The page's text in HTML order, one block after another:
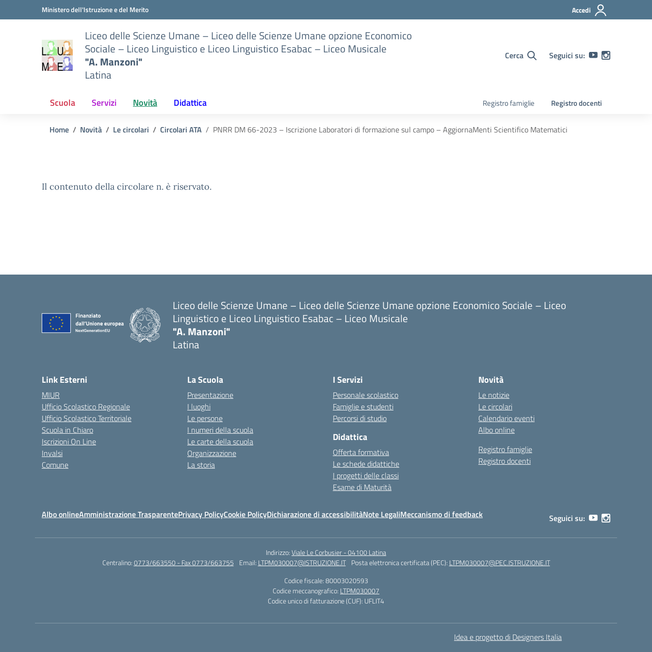
Vai ai contenuti
Vai al menu di navigazioneMinistero dell'Istruzione e del Merito Accedi
Liceo delle Scienze Umane – Liceo delle Scienze Umane opzione Economico
Sociale – Liceo Linguistico e Liceo Linguistico Esabac – Liceo Musicale
"A. Manzoni"
Latina
Cerca Seguici su:
Scuola Servizi Novità Didattica Registro famiglie Registro docenti
Home Novità Le circolari Circolari ATA PNRR DM 66-2023 – Iscrizione Laboratori di formazione sul campo – AggiornaMenti Scientifico Matematici
Il contenuto della circolare n. è riservato.
Liceo delle Scienze Umane – Liceo delle Scienze Umane opzione Economico Sociale – Liceo
Linguistico e Liceo Linguistico Esabac – Liceo Musicale
"A. Manzoni"
Latina
Link Esterni
MIUR
Ufficio Scolastico Regionale
Ufficio Scolastico Territoriale
Scuola in Chiaro
Iscrizioni On Line
Invalsi
Comune
La Scuola
Presentazione
I luoghi
Le persone
I numeri della scuola
Le carte della scuola
Organizzazione
La storia
I Servizi
Personale scolastico
Famiglie e studenti
Percorsi di studio
Didattica
Offerta formativa
Le schede didattiche
I progetti delle classi
Esame di Maturità
Novità
Le notizie
Le circolari
Calendario eventi
Albo online
Registro famiglie
Registro docenti
Albo onlineAmministrazione TrasparentePrivacy PolicyCookie PolicyDichiarazione di accessibilitàNote LegaliMeccanismo di feedback Seguici su:
Indirizzo:Viale Le Corbusier - 04100 Latina
Centralino:0773/663550 - Fax 0773/663755 Email: LTPM030007@ISTRUZIONE.IT Posta elettronica certificata (PEC): LTPM030007@PEC.ISTRUZIONE.IT
Codice fiscale: 80003020593
Codice meccanografico: LTPM030007
Codice unico di fatturazione (CUF): UFLIT4
Idea e progetto di Designers Italia